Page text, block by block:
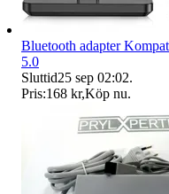
Bluetooth adapter
5.0
Sluttid25 sep 02:02.
Pris:168 kr,Köp nu.